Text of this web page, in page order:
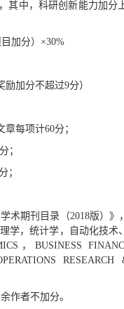
其中，科研创新能力加分
加分）×30%
加分不超过9分）
每项计60分；
；
；
术期刊目录（2018版）》
学，统计学，自动化技术
BUSINESS
RESEARCH
作者不加分。